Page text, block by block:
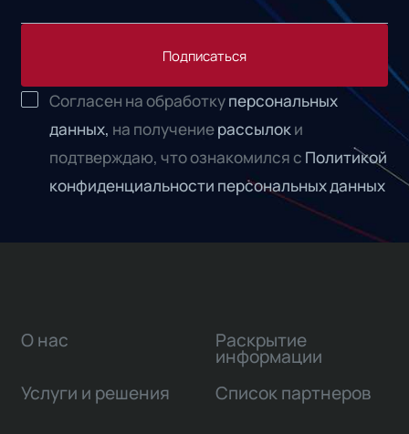
Подписаться
Согласен на обработкуперсональных
данных, на получениерассылоки
подтверждаю, что ознакомился с Политикой
конфиденциальности персональных данных
О нас
Услуги и решения
Раскрытие
информации
Список партнеров